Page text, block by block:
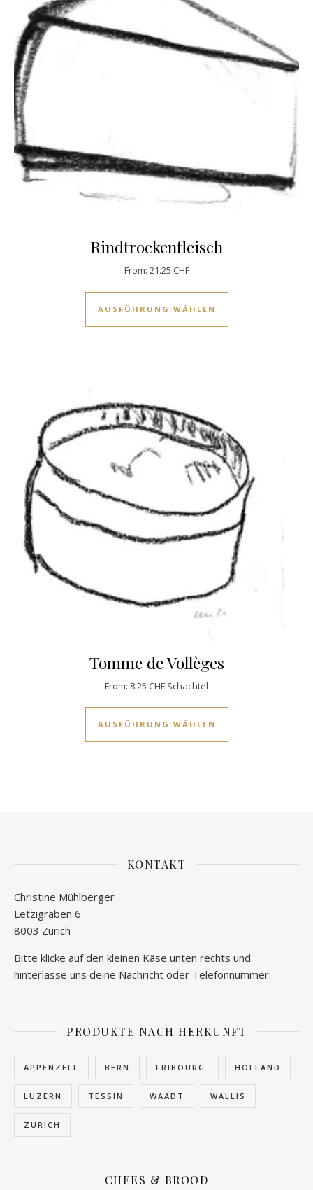
Rindtrockenfleisch
From: 21.25 CHF
AUSFÜHRUNG WÄHLEN
Dieses Produkt
Tomme de Vollèges
From: 8.25 CHF Schachtel
AUSFÜHRUNG WÄHLEN
Dieses Produkt
KONTAKT
Christine Mühlberger
Letzigraben 6
8003 Zürich
Bitte klicke auf den kleinen Käse unten rechts und
hinterlasse uns deine Nachricht oder Telefonnummer.
PRODUKTE NACH HERKUNFT
APPENZELL BERN FRIBOURG HOLLAND
LUZERN TESSIN WAADT WALLIS
ZÜRICH
CHEES & BROOD